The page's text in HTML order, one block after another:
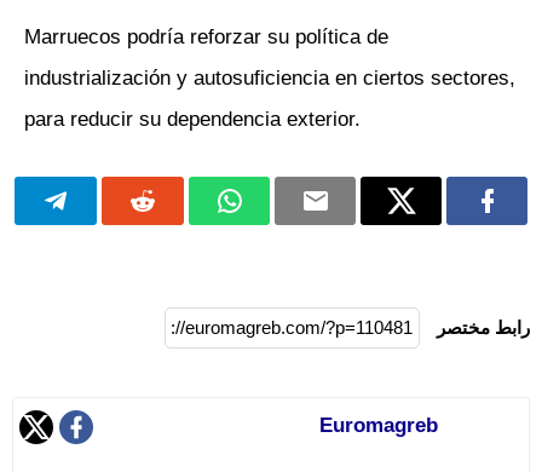
Marruecos podría reforzar su política de
industrialización y autosuficiencia en ciertos sectores,
para reducir su dependencia exterior.
رابط مختصر
Euromagreb